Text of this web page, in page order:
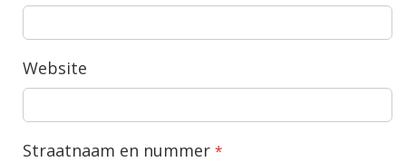
Website
Straatnaam en nummer